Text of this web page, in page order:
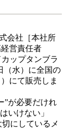
会社［本社所
営責任者
ップタンブラ
（水）に全国の
にて販売しま
”が必要だけれ
いけない」
にしているメ